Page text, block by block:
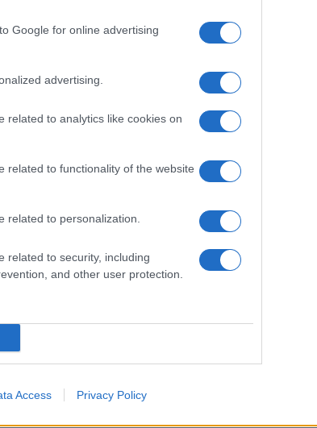
Google for online advertising
advertising.
related to analytics like cookies on
related to functionality of the website
related to personalization.
related to security, including
and other user protection.
Access Privacy Policy
I nostri cari
Giovannimaria
|Pubblicità|Segnala
contenenti le ultime notizie pubblicate sul sito web!